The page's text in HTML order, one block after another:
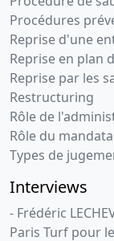
Procédures
Reprise d'une
Reprise en plan
Reprise par les
Restructuring
Rôle de
Rôle du
Types de
Interviews
- Frédéric
Paris Turf pour